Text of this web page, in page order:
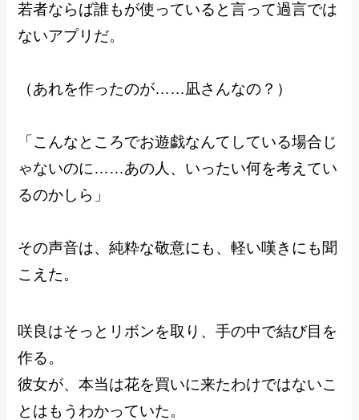
若者ならば誰もが使っていると言って過言では
ないアプリだ。
（あれを作ったのが……凪さんなの？）
「こんなところでお遊戯なんてしている場合じ
ゃないのに……あの人、いったい何を考えてい
るのかしら」
その声音は、純粋な敬意にも、軽い嘆きにも聞
こえた。
咲良はそっとリボンを取り、手の中で結び目を
作る。
彼女が、本当は花を買いに来たわけではないこ
とはもうわかっていた。